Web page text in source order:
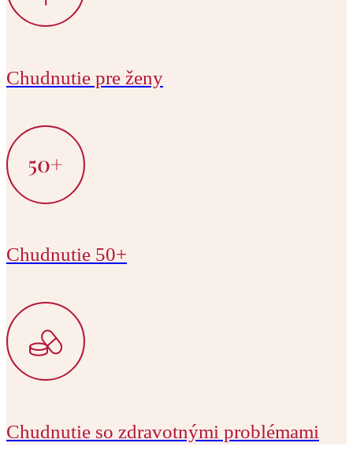
Chudnutie pre ženy
Chudnutie 50+
Chudnutie so zdravotnými problémami